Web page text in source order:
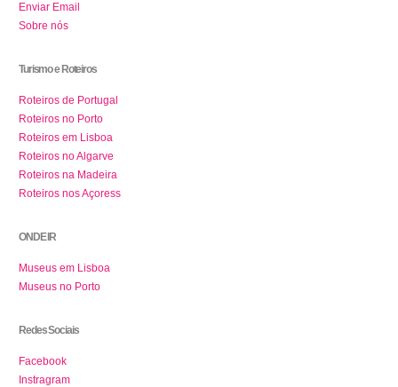
Enviar Email
Sobre nós
Turismo e Roteiros
Roteiros de Portugal
Roteiros no Porto
Roteiros em Lisboa
Roteiros no Algarve
Roteiros na Madeira
Roteiros nos Açoress
ONDE IR
Museus em Lisboa
Museus no Porto
Redes Sociais
Facebook
Instragram